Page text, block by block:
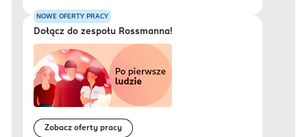
NOWE OFERTY PRACY
Dołącz do zespołu Rossmanna!
Zobacz oferty pracy